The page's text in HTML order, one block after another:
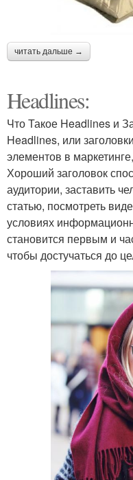
читать дальше →
Headlines:
Что Такое Headlines и
Headlines, или
элементов в
Хороший заголовок
аудитории, заставить
статью, посмотреть
условиях
становится первым и
чтобы достучаться до